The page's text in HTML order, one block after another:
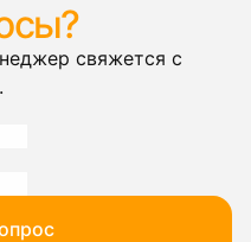
свяжется с